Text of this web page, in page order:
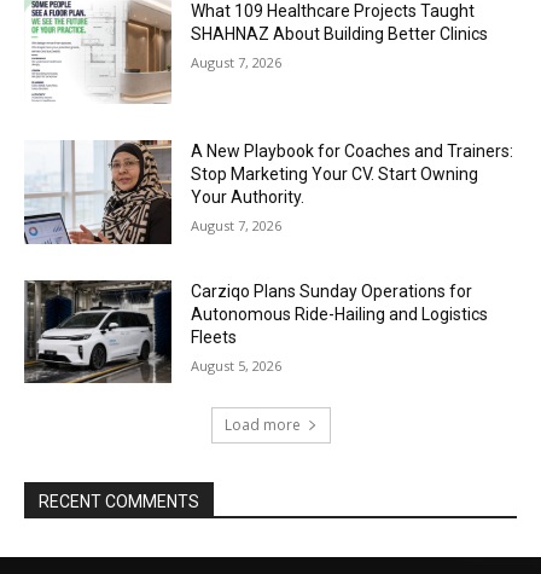
What 109 Healthcare Projects Taught
SHAHNAZ About Building Better Clinics
August 7, 2026
A New Playbook for Coaches and Trainers:
Stop Marketing Your CV. Start Owning
Your Authority.
August 7, 2026
Carziqo Plans Sunday Operations for
Autonomous Ride-Hailing and Logistics
Fleets
August 5, 2026
Load more
RECENT COMMENTS